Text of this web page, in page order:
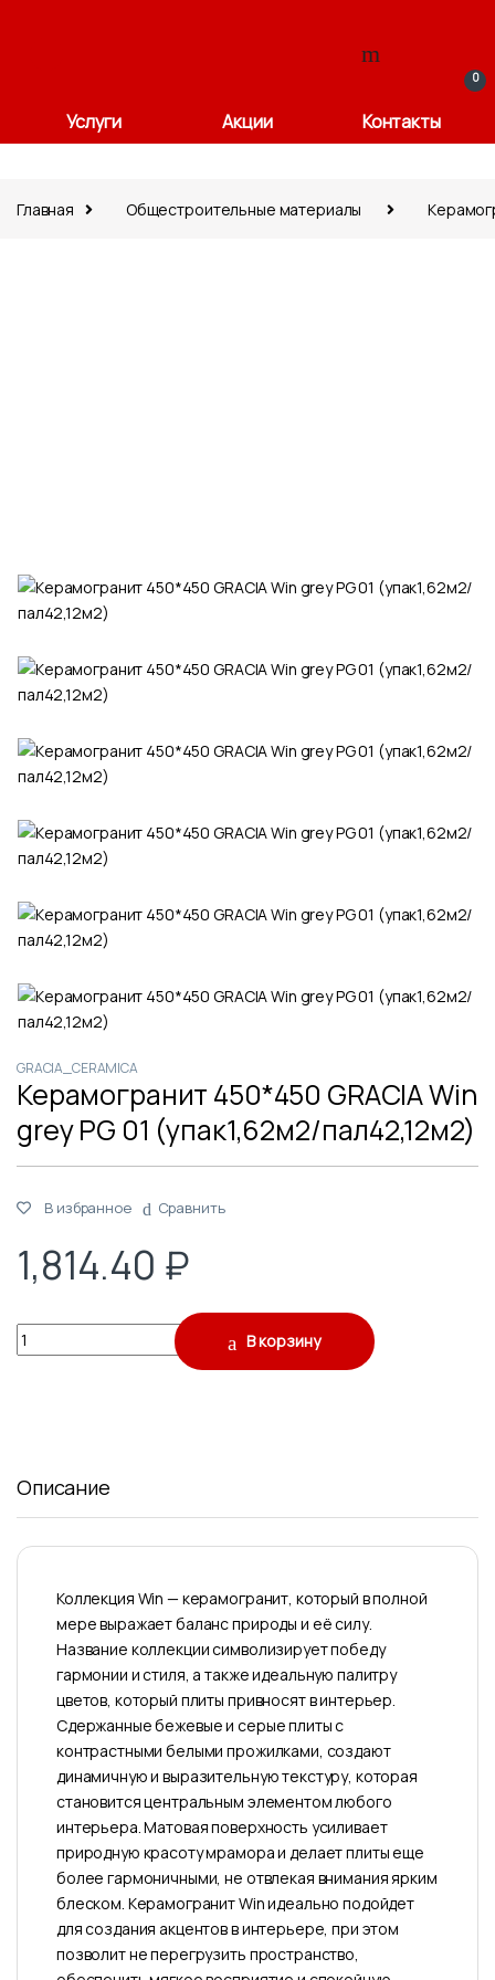
0
Услуги Акции Контакты
Главная Общестроительные материалы
GRACIA_CERAMICA
Керамогранит 450*450 GRACIA Win
grey PG 01 (упак1,62м2/пал42,12м2)
В избранное Сравнить
1,814.40 ₽
Quantity В корзину
Описание
Коллекция Win — керамогранит, который в полной
мере выражает баланс природы и её силу.
Название коллекции символизирует победу
гармонии и стиля, а также идеальную палитру
цветов, который плиты привносят в интерьер.
Сдержанные бежевые и серые плиты с
контрастными белыми прожилками, создают
динамичную и выразительную текстуру, которая
становится центральным элементом любого
интерьера. Матовая поверхность усиливает
природную красоту мрамора и делает плиты еще
более гармоничными, не отвлекая внимания ярким
блеском. Керамогранит Win идеально подойдет
для создания акцентов в интерьере, при этом
позволит не перегрузить пространство,